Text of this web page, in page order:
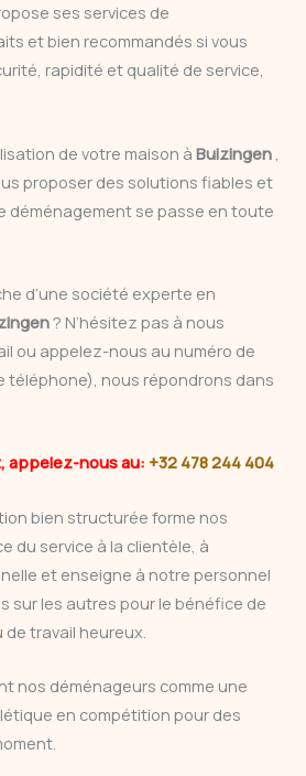
ses services de
et bien recommandés si vous
rapidité et qualité de service,
de votre maison à Buizingen
proposer des solutions fiables et
déménagement se passe en toute
d’une société experte en
? N’hésitez pas à nous
ou appelez-nous au numéro de
téléphone), nous répondrons dans
appelez-nous au: +32 478 244 404
bien structurée forme nos
du service à la clientèle, à
et enseigne à notre personnel
sur les autres pour le bénéfice de
de travail heureux.
nos déménageurs comme une
en compétition pour des